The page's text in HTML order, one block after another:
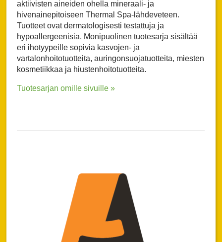
aktiivisten aineiden ohella mineraali- ja
hivenainepitoiseen Thermal Spa-lähdeveteen.
Tuotteet ovat dermatologisesti testattuja ja
hypoallergeenisia. Monipuolinen tuotesarja sisältää
eri ihotyypeille sopivia kasvojen- ja
vartalonhoitotuotteita, auringonsuojatuotteita, miesten
kosmetiikkaa ja hiustenhoitotuotteita.
Tuotesarjan omille sivuille »